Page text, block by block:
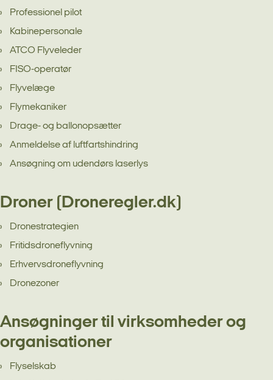
Professionel pilot
Kabinepersonale
ATCO Flyveleder
FISO-operatør
Flyvelæge
Flymekaniker
Drage- og ballonopsætter
Anmeldelse af luftfartshindring
Ansøgning om udendørs laserlys
Droner (Droneregler.dk)
Dronestrategien
Fritidsdroneflyvning
Erhvervsdroneflyvning
Dronezoner
Ansøgninger til virksomheder og
organisationer
Flyselskab